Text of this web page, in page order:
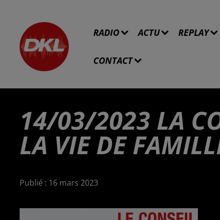
RADIO ACTU REPLAY
CONTACT
14/03/2023 LA
LA VIE DE
Publié : 16 mars 2023